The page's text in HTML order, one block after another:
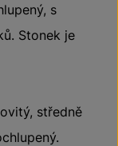
s
Stonek je
středně